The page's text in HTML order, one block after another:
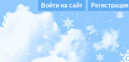
Войти на сайт Регистрация